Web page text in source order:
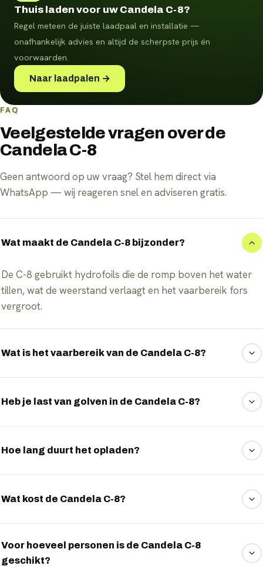
Thuis laden voor uw Candela C-8?
Regel meteen de juiste laadpaal en installatie —
onafhankelijk advies en altijd de scherpste prijs én
voorwaarden.
Naar laadpalen →
FAQ
Veelgestelde vragen over de
Candela C-8
Geen antwoord op uw vraag? Stel hem direct via
WhatsApp — wij reageren snel en adviseren gratis.
Wat maakt de Candela C-8 bijzonder?
De C-8 gebruikt hydrofoils die de romp boven het water
tillen, wat de weerstand verlaagt en het vaarbereik fors
vergroot.
Wat is het vaarbereik van de Candela C-8?
ongeveer 110 kilometer bij kruissnelheid.
Heb je last van golven in de Candela C-8?
golfslag nauwelijks, wat zorgt voor een comfortabele
Hoe lang duurt het opladen?
minuten voor een groot deel bij.
Wat kost de Candela C-8?
lease vanaf circa 4.499 euro per maand.
Voor hoeveel personen is de Candela C-8
geschikt?